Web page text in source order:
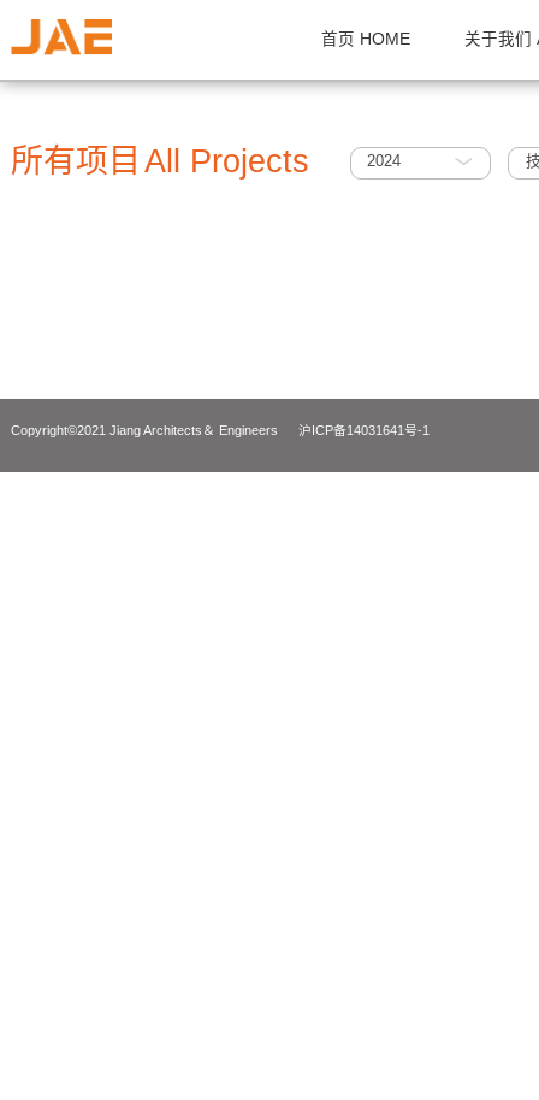
首页 HOME 关
所有项目 All Projects 2024
Copyright©2021 Jiang Architects＆ Engineers 沪ICP备14031641号-1